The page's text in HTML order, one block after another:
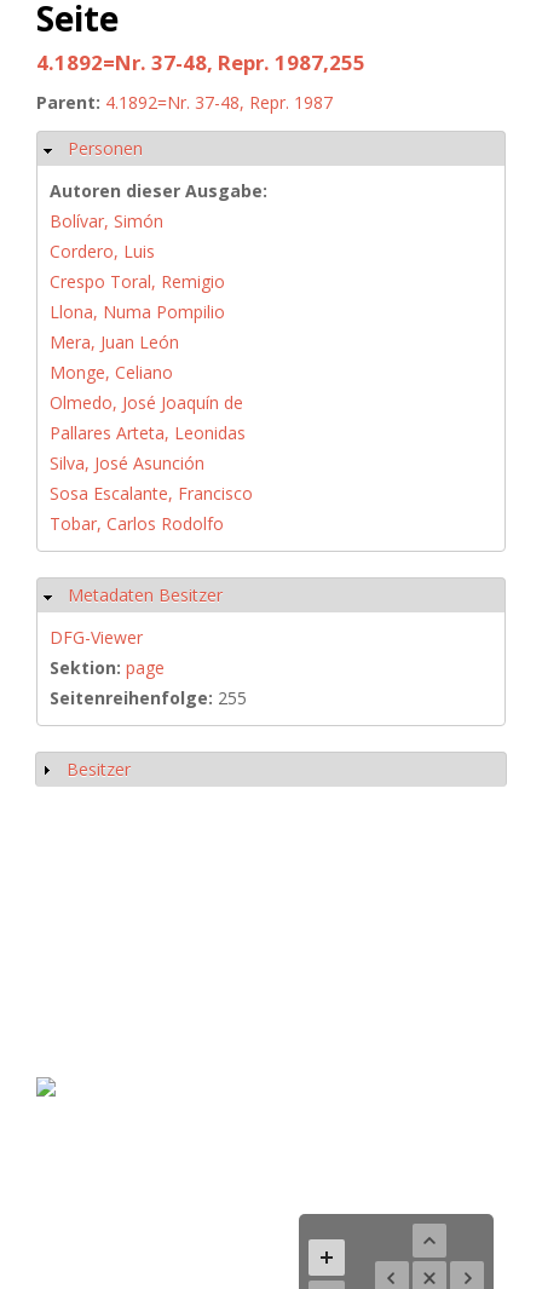
Seite
4.1892=Nr. 37-48, Repr. 1987,255
Parent: 4.1892=Nr. 37-48, Repr. 1987
Ausblenden
Personen
Autoren dieser Ausgabe:
Bolívar, Simón
Cordero, Luis
Crespo Toral, Remigio
Llona, Numa Pompilio
Mera, Juan León
Monge, Celiano
Olmedo, José Joaquín de
Pallares Arteta, Leonidas
Silva, José Asunción
Sosa Escalante, Francisco
Tobar, Carlos Rodolfo
Ausblenden
Metadaten Besitzer
DFG-Viewer
Sektion: page
Seitenreihenfolge: 255
Anzeigen
Besitzer